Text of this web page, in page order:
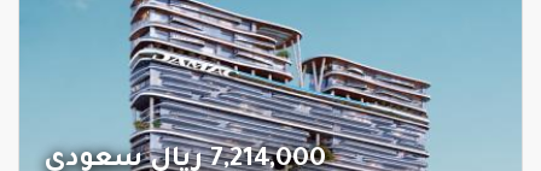
7,214,000 ريال سعودي